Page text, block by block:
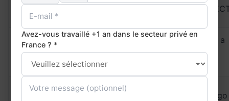
sentiment
passé
jazz.
Possession
passée (verbe
have)
✅ I used to
have a
motorbike.
❌ I would have a
motorbike.
(INCORRECT)
✅ They used to
✅ They would go
Avez-vous travaillé +1 an dans le secteur privé en
France ? *